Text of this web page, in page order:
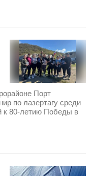
Порт
по лазертагу среди
к 80-летию Победы в